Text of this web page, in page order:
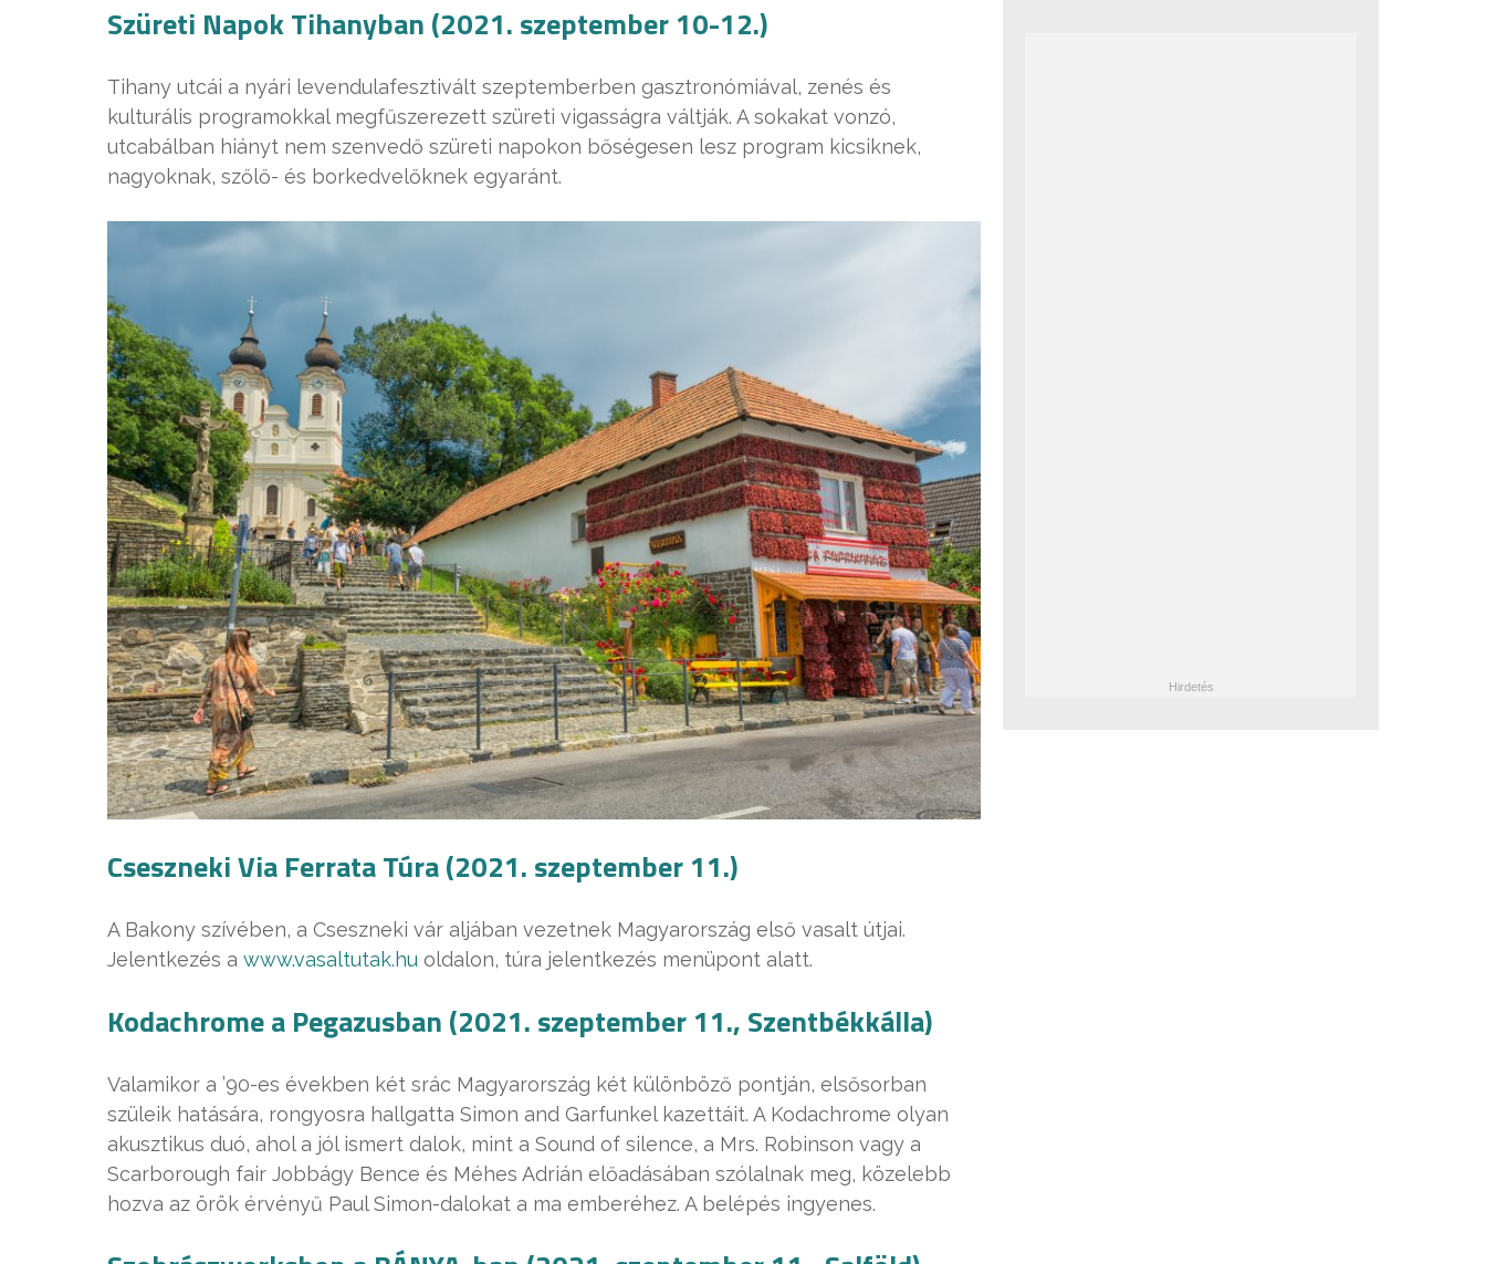
Szüreti Napok Tihanyban (2021. szeptember 10-12.)
Tihany utcái a nyári levendulafesztivált szeptemberben gasztronómiával, zenés és
kulturális programokkal megfűszerezett szüreti vigasságra váltják. A sokakat vonzó,
utcabálban hiányt nem szenvedő szüreti napokon bőségesen lesz program kicsiknek,
nagyoknak, szőlő- és borkedvelőknek egyaránt.
Cseszneki Via Ferrata Túra (2021. szeptember 11.)
A Bakony szívében, a Cseszneki vár aljában vezetnek Magyarország első vasalt útjai.
Jelentkezés a www.vasaltutak.hu oldalon, túra jelentkezés menüpont alatt.
Kodachrome a Pegazusban (2021. szeptember 11., Szentbékkálla)
Valamikor a ’90-es években két srác Magyarország két különböző pontján, elsősorban
szüleik hatására, rongyosra hallgatta Simon and Garfunkel kazettáit. A Kodachrome olyan
akusztikus duó, ahol a jól ismert dalok, mint a Sound of silence, a Mrs. Robinson vagy a
Scarborough fair Jobbágy Bence és Méhes Adrián előadásában szólalnak meg, közelebb
hozva az örök érvényű Paul Simon-dalokat a ma emberéhez. A belépés ingyenes.